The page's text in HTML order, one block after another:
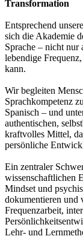
Transformation
Entsprechend
sich die Akademie
Sprache – nicht nur
lebendige
kann.
Wir begleiten
Sprachkompetenz
Spanisch – und
authentischen,
kraftvolles Mittel,
persönliche
Ein zentraler
wissenschaftlichen
Mindset und
dokumentieren und
Frequenzarbeit,
Lehr- und